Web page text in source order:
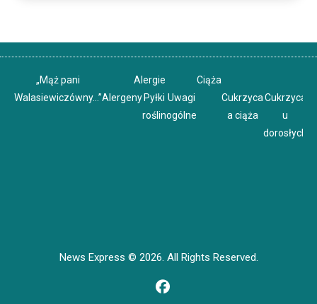
„Mąż pani
Walasiewiczówny…”
Alergie
Alergeny Pyłki
roślin
Uwagi
ogólne
Ciąża
Cukrzyca
a ciąża
Cukrzyca
u
dorosłych
News Express © 2026. All Rights Reserved.